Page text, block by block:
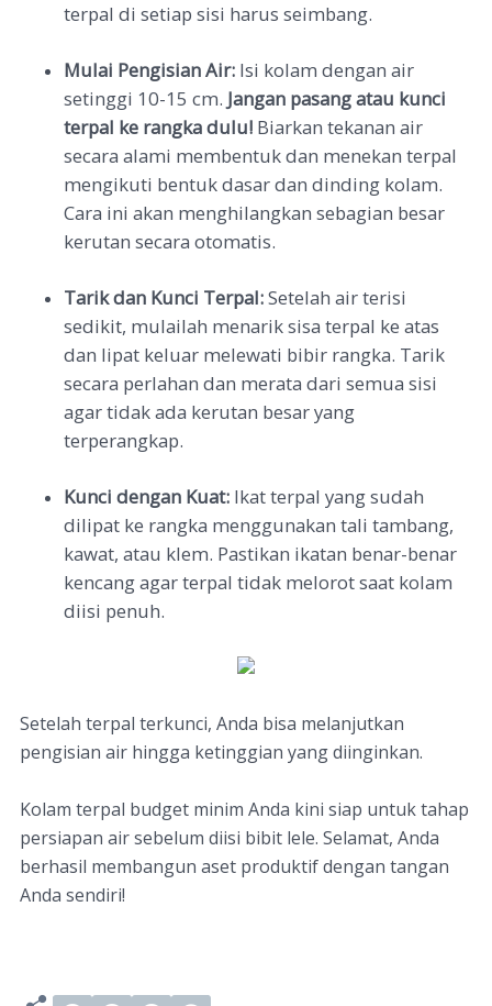
terpal di setiap sisi harus seimbang.
Mulai Pengisian Air: Isi kolam dengan air
setinggi 10-15 cm. Jangan pasang atau kunci
terpal ke rangka dulu! Biarkan tekanan air
secara alami membentuk dan menekan terpal
mengikuti bentuk dasar dan dinding kolam.
Cara ini akan menghilangkan sebagian besar
kerutan secara otomatis.
Tarik dan Kunci Terpal:Setelah air terisi
sedikit, mulailah menarik sisa terpal ke atas
dan lipat keluar melewati bibir rangka. Tarik
secara perlahan dan merata dari semua sisi
agar tidak ada kerutan besar yang
terperangkap.
Kunci dengan Kuat: Ikat terpal yang sudah
dilipat ke rangka menggunakan tali tambang,
kawat, atau klem. Pastikan ikatan benar-benar
kencang agar terpal tidak melorot saat kolam
diisi penuh.
Setelah terpal terkunci, Anda bisa melanjutkan
pengisian air hingga ketinggian yang diinginkan.
Kolam terpal budget minim Anda kini siap untuk tahap
persiapan air sebelum diisi bibit lele. Selamat, Anda
berhasil membangun aset produktif dengan tangan
Anda sendiri!